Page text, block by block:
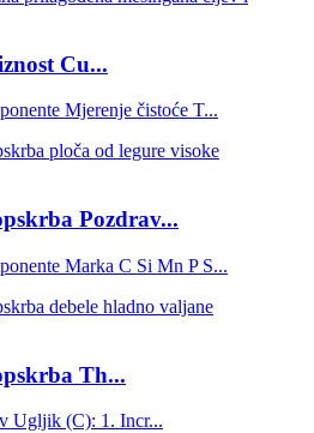
Cu...
Mjerenje čistoće T...
Pozdrav...
Marka C Si Mn P S...
Th...
Ugljik (C): 1. Incr...